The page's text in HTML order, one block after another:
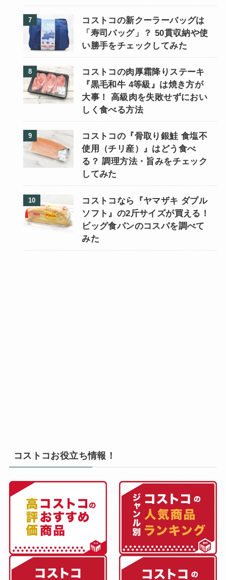
コストコの新クーラーバッグは
「寿司バッグ」？ 50貫収納や使
い勝手をチェックしてみた
コストコの肉厚霜降りステーキ
『黒毛和牛 4等級』は焼き方が
大事！ 高級肉を失敗せずにおい
しく食べる方法
コストコの『骨取り銀鮭 食塩不
使用（チリ産）』はどう食べ
る？ 調理方法・旨みをチェック
してみた
コストコなら『ヤマザキ ダブル
ソフト』の2斤サイズが買える！
ビッグ食パンのコスパを調べて
みた
コストコお役立ち情報！